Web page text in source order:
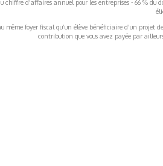
chiffre d’affaires annuel pour les entreprises - 66 %
même foyer fiscal qu’un élève bénéficiaire d’un projet
contribution que vous avez payée par